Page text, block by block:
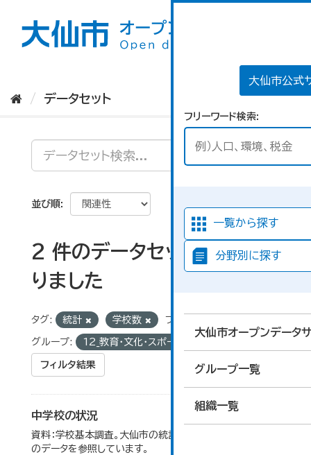
大仙市公式
フリーワード検索
一覧から探す
分野別に探す
大仙市オープンデータ
グループ一覧
組織一覧
データセット
並び順
2 件のデータセットが見つか
りました
タグ: 統計 学校数 フォーマット:
グループ: 12_教育・文化・スポーツ・生活
フィルタ結果
中学校の状況
資料：学校基本調査。大仙市の統計「14-5 中学校の状況」
のデータを参照しています。